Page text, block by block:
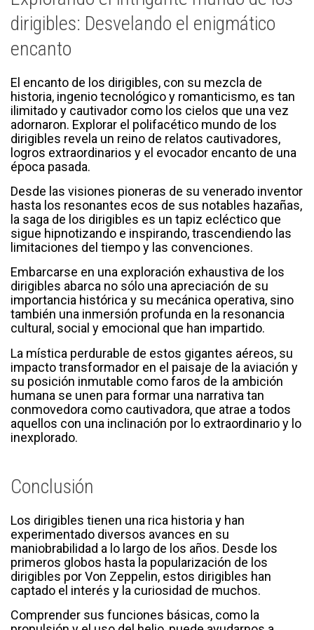
dirigibles: Desvelando el enigmático
encanto
El encanto de los dirigibles, con su mezcla de
historia, ingenio tecnológico y romanticismo, es tan
ilimitado y cautivador como los cielos que una vez
adornaron. Explorar el polifacético mundo de los
dirigibles revela un reino de relatos cautivadores,
logros extraordinarios y el evocador encanto de una
época pasada.
Desde las visiones pioneras de su venerado inventor
hasta los resonantes ecos de sus notables hazañas,
la saga de los dirigibles es un tapiz ecléctico que
sigue hipnotizando e inspirando, trascendiendo las
limitaciones del tiempo y las convenciones.
Embarcarse en una exploración exhaustiva de los
dirigibles abarca no sólo una apreciación de su
importancia histórica y su mecánica operativa, sino
también una inmersión profunda en la resonancia
cultural, social y emocional que han impartido.
La mística perdurable de estos gigantes aéreos, su
impacto transformador en el paisaje de la aviación y
su posición inmutable como faros de la ambición
humana se unen para formar una narrativa tan
conmovedora como cautivadora, que atrae a todos
aquellos con una inclinación por lo extraordinario y lo
inexplorado.
Conclusión
Los dirigibles tienen una rica historia y han
experimentado diversos avances en su
maniobrabilidad a lo largo de los años. Desde los
primeros globos hasta la popularización de los
dirigibles por Von Zeppelin, estos dirigibles han
captado el interés y la curiosidad de muchos.
Comprender sus funciones básicas, como la